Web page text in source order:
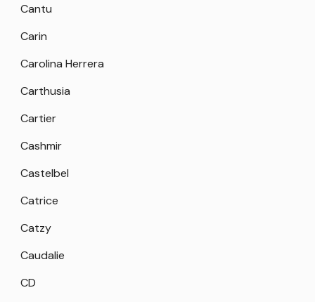
Cantu
Carin
Carolina Herrera
Carthusia
Cartier
Cashmir
Castelbel
Catrice
Catzy
Caudalie
CD